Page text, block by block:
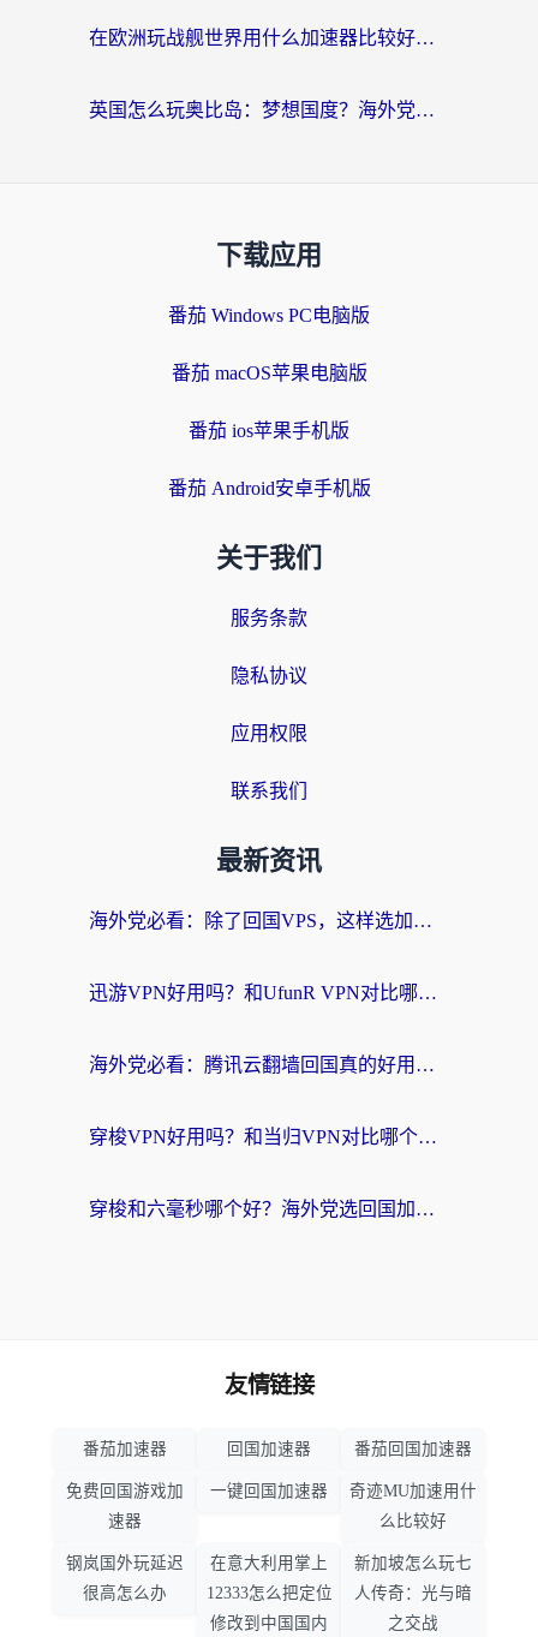
在欧洲玩战舰世界用什么加速器比较好用？老玩家亲测有效的低延迟方案
英国怎么玩奥比岛：梦想国度？海外党不卡攻略+加速器选择秘籍
下载应用
番茄 Windows PC电脑版
番茄 macOS苹果电脑版
番茄 ios苹果手机版
番茄 Android安卓手机版
关于我们
服务条款
隐私协议
应用权限
联系我们
最新资讯
海外党必看：除了回国VPS，这样选加速器也能无缝刷国内资源？
迅游VPN好用吗？和UfunR VPN对比哪个回国效果更好？海外党亲测避坑指南
海外党必看：腾讯云翻墙回国真的好用吗？+ 3步选对回国加速器指南
穿梭VPN好用吗？和当归VPN对比哪个回国效果更好？海外党亲测实用指南
穿梭和六毫秒哪个好？海外党选回国加速器的避坑指南，附番茄加速器实测
友情链接
番茄加速器 回国加速器 番茄回国加速器
免费回国游戏加
速器
一键回国加速器
奇迹MU加速用什
么比较好
钢岚国外玩延迟
很高怎么办
在意大利用掌上
12333怎么把定位
修改到中国国内
新加坡怎么玩七
人传奇：光与暗
之交战